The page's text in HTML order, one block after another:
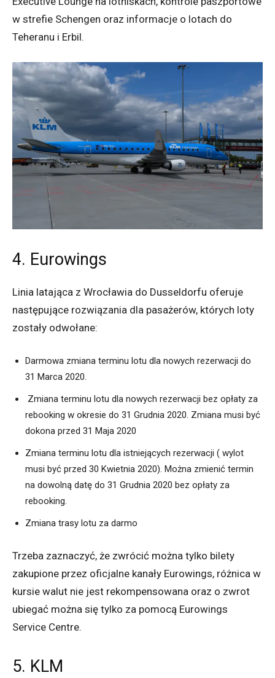
w strefie Schengen oraz informacje o lotach do
Teheranu i Erbil.
4. Eurowings
Linia latająca z Wrocławia do Dusseldorfu oferuje
następujące rozwiązania dla pasażerów, których loty
zostały odwołane:
Darmowa zmiana terminu lotu dla nowych rezerwacji do
31 Marca 2020.
Zmiana terminu lotu dla nowych rezerwacji bez opłaty za
rebooking w okresie do 31 Grudnia 2020. Zmiana musi być
dokona przed 31 Maja 2020
Zmiana terminu lotu dla istniejących rezerwacji ( wylot
musi być przed 30 Kwietnia 2020). Można zmienić termin
na dowolną datę do 31 Grudnia 2020 bez opłaty za
rebooking.
Zmiana trasy lotu za darmo
Trzeba zaznaczyć, że zwrócić można tylko bilety
zakupione przez oficjalne kanały Eurowings, różnica w
kursie walut nie jest rekompensowana oraz o zwrot
ubiegać można się tylko za pomocą Eurowings
Service Centre.
5. KLM